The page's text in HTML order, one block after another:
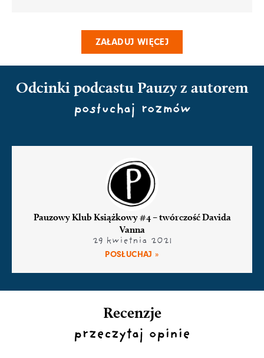
ZAŁADUJ WIĘCEJ
Odcinki podcastu Pauzy z autorem
posłuchaj rozmów
Pauzowy Klub Książkowy #4 – twórczość Davida
Vanna
29 kwietnia 2021
POSŁUCHAJ »
Recenzje
przeczytaj opinie